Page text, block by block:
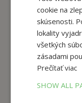
cookie na
skúsenosti.
lokality
všetkých
zásadami
Prečítať viac
SHOW ALL